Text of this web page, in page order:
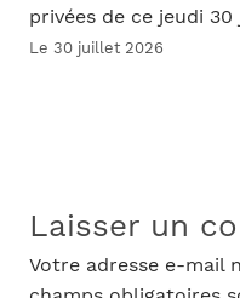
privées de ce jeudi
Le 30 juillet 2026
Laisser un
Votre adresse e-mail